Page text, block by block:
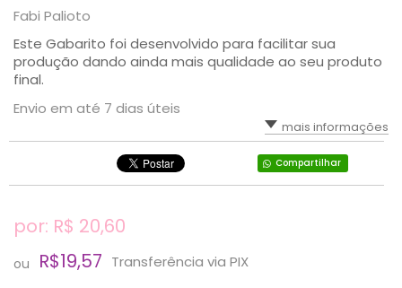
Fabi Palioto
Este Gabarito foi desenvolvido para facilitar sua
produção dando ainda mais qualidade ao seu produto
final.
Envio em até 7 dias úteis
mais informações
Compartilhar
por: R$ 20,60
ou R$19,57 Transferência via PIX